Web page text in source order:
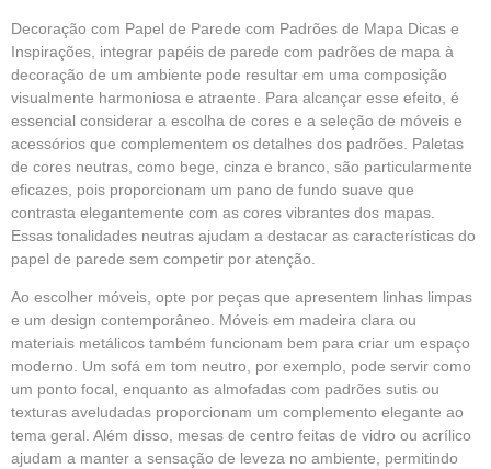
Decoração com Papel de Parede com Padrões de Mapa Dicas e
Inspirações, integrar papéis de parede com padrões de mapa à
decoração de um ambiente pode resultar em uma composição
visualmente harmoniosa e atraente. Para alcançar esse efeito, é
essencial considerar a escolha de cores e a seleção de móveis e
acessórios que complementem os detalhes dos padrões. Paletas
de cores neutras, como bege, cinza e branco, são particularmente
eficazes, pois proporcionam um pano de fundo suave que
contrasta elegantemente com as cores vibrantes dos mapas.
Essas tonalidades neutras ajudam a destacar as características do
papel de parede sem competir por atenção.
Ao escolher móveis, opte por peças que apresentem linhas limpas
e um design contemporâneo. Móveis em madeira clara ou
materiais metálicos também funcionam bem para criar um espaço
moderno. Um sofá em tom neutro, por exemplo, pode servir como
um ponto focal, enquanto as almofadas com padrões sutis ou
texturas aveludadas proporcionam um complemento elegante ao
tema geral. Além disso, mesas de centro feitas de vidro ou acrílico
ajudam a manter a sensação de leveza no ambiente, permitindo